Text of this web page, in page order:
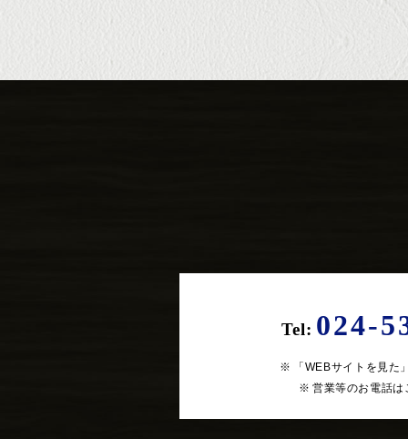
Tel: 024-
「WEBサイトを見た
営業等のお電話